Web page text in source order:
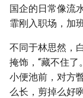
国企的日常像流
霏刚入职场，加
不同于林思然，
掩饰，“藏不住
小便池前，对方
么长，剪掉么好